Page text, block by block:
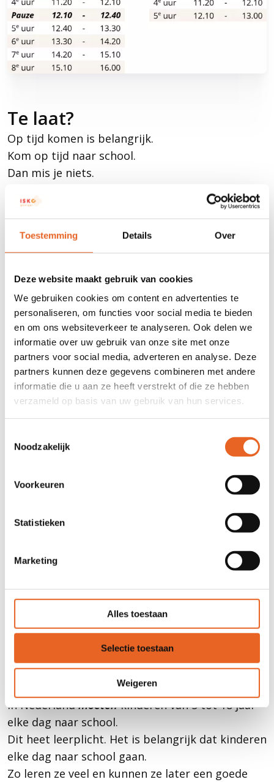
Toestemming Details Over
Deze website maakt gebruik van cookies
We gebruiken cookies om content en advertenties te
personaliseren, om functies voor social media te bieden
en om ons websiteverkeer te analyseren. Ook delen we
informatie over uw gebruik van onze site met onze
partners voor social media, adverteren en analyse. Deze
partners kunnen deze gegevens combineren met andere
informatie die u aan ze heeft verstrekt of die ze hebben
verzameld op basis van uw gebruik van hun services.
Noodzakelijk
Voorkeuren
Statistieken
Marketing
Alles toestaan
Selectie toestaan
Weigeren
Te laat?
Op tijd komen is belangrijk.
Kom op tijd naar school.
Dan mis je niets.
Dat is niet goed.
Je moet dan een briefje halen.
Kom je vaak te laat?
Dan gaan we praten met de ouders of voogd.
Bekijk ook:
Afmelden leerlingen (ziek of afspraak)
Vakanties en vrije dagen
Naar School tijdens vasten?
Tijdens de Ramadan of Koptische feestdagen
Dit betekent dat ze niet eten en drinken van
Het is belangrijk dat leerlingen tijdens de
vasten gewoon naar school blijven gaan.
zorgt voor een rustige omgeving.
Als een leerling zich niet goed voelt, kan hij
of zij dit aan de mentor vertellen.
In Nederlandmoetenkinderen van 5 tot 18 jaar
elke dag naar school.
Dit heet leerplicht. Het is belangrijk dat kinderen
elke dag naar school gaan.
Zo leren ze veel en kunnen ze later een goede